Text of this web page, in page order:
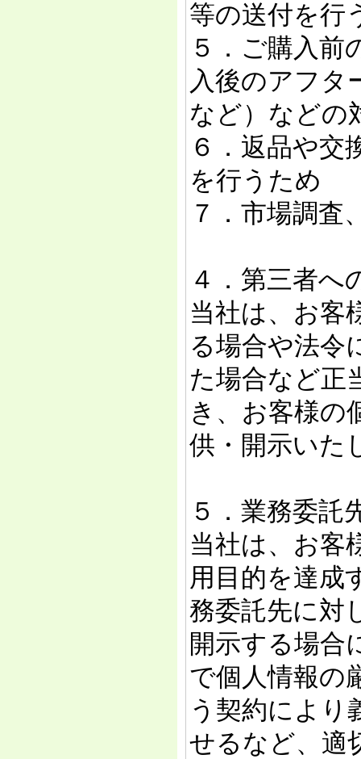
等の送付を行
５．ご購入前
入後のアフタ
など）などの
６．返品や交
を行うため
７．市場調査
４．第三者へ
当社は、お客
る場合や法令
た場合など正
き、お客様の
供・開示いた
５．業務委託
当社は、お客
用目的を達成
務委託先に対
開示する場合
で個人情報の
う契約により
せるなど、適